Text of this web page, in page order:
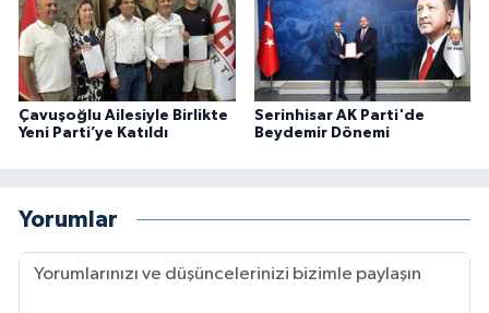
Çavuşoğlu Ailesiyle Birlikte
Yeni Parti’ye Katıldı
Serinhisar AK Parti'de
Beydemir Dönemi
Yorumlar